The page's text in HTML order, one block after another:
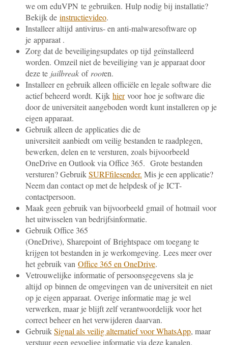
we om eduVPN te gebruiken. Hulp nodig bij installatie?
Bekijk de instructievideo.
Installeer altijd antivirus- en anti-malwaresoftware op
je apparaat .
Zorg dat de beveiligingsupdates op tijd geïnstalleerd
worden. Omzeil niet de beveiliging van je apparaat door
deze te jailbreak of rooten.
Installeer en gebruik alleen officiële en legale software die
actief beheerd wordt. Kijk hiervoor hoe je software die
door de universiteit aangeboden wordt kunt installeren op je
eigen apparaat.
Gebruik alleen de applicaties die de
universiteit aanbiedt om veilig bestanden te raadplegen,
bewerken, delen en te versturen, zoals bijvoorbeeld
OneDrive en Outlook via Office 365. Grote bestanden
versturen? GebruikSURFfilesender. Mis je een applicatie?
Neem dan contact op met de helpdesk of je ICT-
contactpersoon.
Maak geen gebruik van bijvoorbeeld gmail of hotmail voor
het uitwisselen van bedrijfsinformatie.
Gebruik Office 365
(OneDrive), Sharepoint of Brightspace om toegang te
krijgen tot bestanden in je werkomgeving. Lees meer over
het gebruik van Office 365 en OneDrive.
Vetrouwelijke informatie of persoonsgegevens sla je
altijd op binnen de omgevingen van de universiteit en niet
op je eigen apparaat. Overige informatie mag je wel
verwerken, maar je blijft zelf verantwoordelijk voor het
correct beheer en het verwijderen daarvan.
GebruikSignal als veilig alternatief voor WhatsApp, maar
verstuur geen gevoelige informatie via deze kanalen.